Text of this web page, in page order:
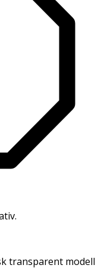
transparent modell